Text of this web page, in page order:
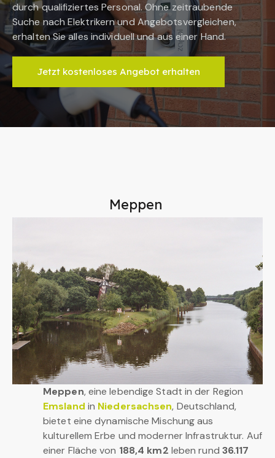
durch qualifiziertes Personal. Ohne zeitraubende
Suche nach Elektrikern und Angebotsvergleichen,
erhalten Sie alles individuell und aus einer Hand.
Jetzt kostenloses Angebot erhalten
Meppen
Meppen, eine lebendige Stadt in der Region
Emsland in Niedersachsen, Deutschland,
bietet eine dynamische Mischung aus
kulturellem Erbe und moderner Infrastruktur. Auf
einer Fläche von 188,4 km2 leben rund 36.117